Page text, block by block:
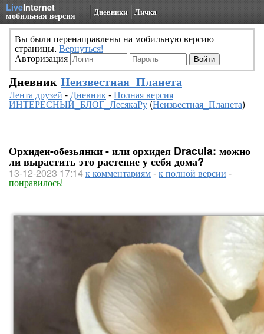
LiveInternet
мобильная версия Дневники Личка
Вы были перенаправлены на мобильную версию
страницы. Вернуться!
Авторизация
Дневник Неизвестная_Планета
Лента друзей -Дневник-Полная версия
ИНТЕРЕСНЫЙ_БЛОГ_ЛесякаРу(Неизвестная_Планета)
Орхидеи-обезьянки - или орхидея Dracula: можно
ли вырастить это растение у себя дома?
13-12-2023 17:14к комментариям-к полной версии -
понравилось!